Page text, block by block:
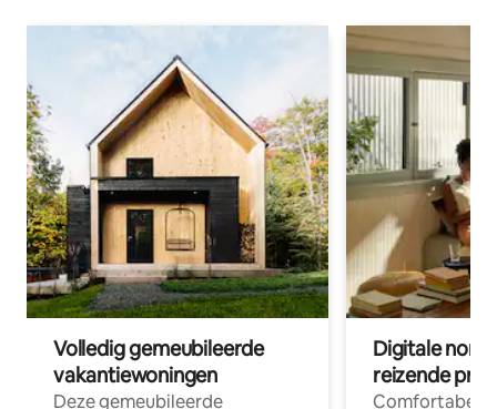
Volledig gemeubileerde
vakantiewoningen
Deze gemeubileerde
Digitale
reizende
Comfortabele